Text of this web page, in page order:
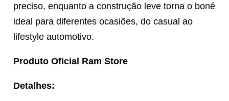
preciso, enquanto a construção leve torna o boné
ideal para diferentes ocasiões, do casual ao
lifestyle automotivo.
Produto Oficial Ram Store
Detalhes: